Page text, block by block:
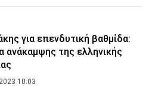
για επενδυτική βαθμίδα:
ανάκαμψης της ελληνικής
10:03